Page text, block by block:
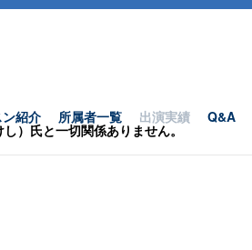
紹介 所属者一覧 出演実績 Q&A
）氏と一切関係ありません。